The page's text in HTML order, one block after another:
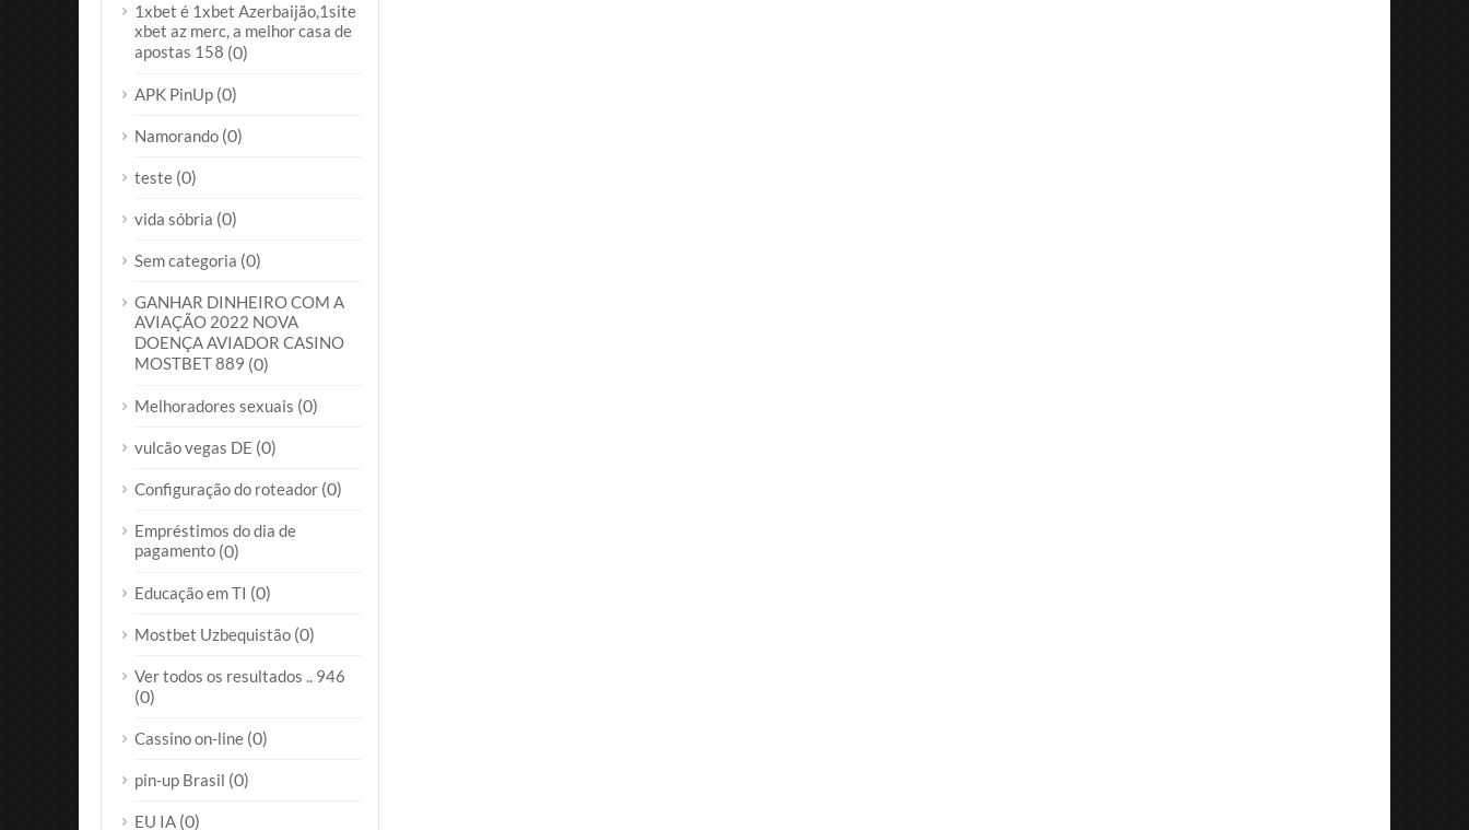
1xbet é 1xbet Azerbaijão,1site
xbet az merc, a melhor casa de
apostas 158 (0)
APK PinUp (0)
Namorando (0)
teste (0)
vida sóbria (0)
Sem categoria (0)
GANHAR DINHEIRO COM A
AVIAÇÃO 2022 NOVA
DOENÇA AVIADOR CASINO
MOSTBET 889 (0)
Melhoradores sexuais (0)
vulcão vegas DE (0)
Configuração do roteador (0)
Empréstimos do dia de
pagamento (0)
Educação em TI (0)
Mostbet Uzbequistão (0)
Ver todos os resultados .. 946
(0)
Cassino on-line (0)
pin-up Brasil (0)
EU IA (0)